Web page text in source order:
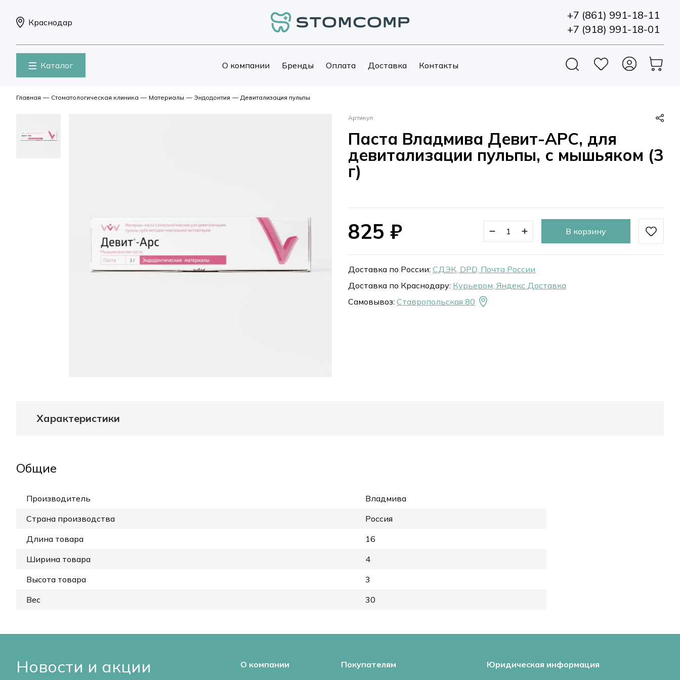
Краснодар
+7 (861) 991-18-11
+7 (918) 991-18-01
Каталог О компании Бренды Оплата Доставка Контакты
Главная — Стоматологическая клиника — Материалы — Эндодонтия — Девитализация пульпы
Артикул:
Паста Владмива Девит-АРС, для
девитализации пульпы, с мышьяком (3
г)
825 ₽ В корзину
Доставка по России: СДЭК, DPD, Почта России
Доставка по Краснодару: Курьером, Яндекс Доставка
Самовывоз: Ставропольская 80
Характеристики
Общие
Производитель
Владмива
Страна производства
Россия
Длина товара
16
Ширина товара
4
Высота товара
3
Вес
30
Новости и акции О компании Покупателям Юридическая информация